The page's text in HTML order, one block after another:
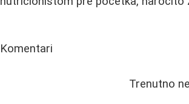
Komentari
Trenutno